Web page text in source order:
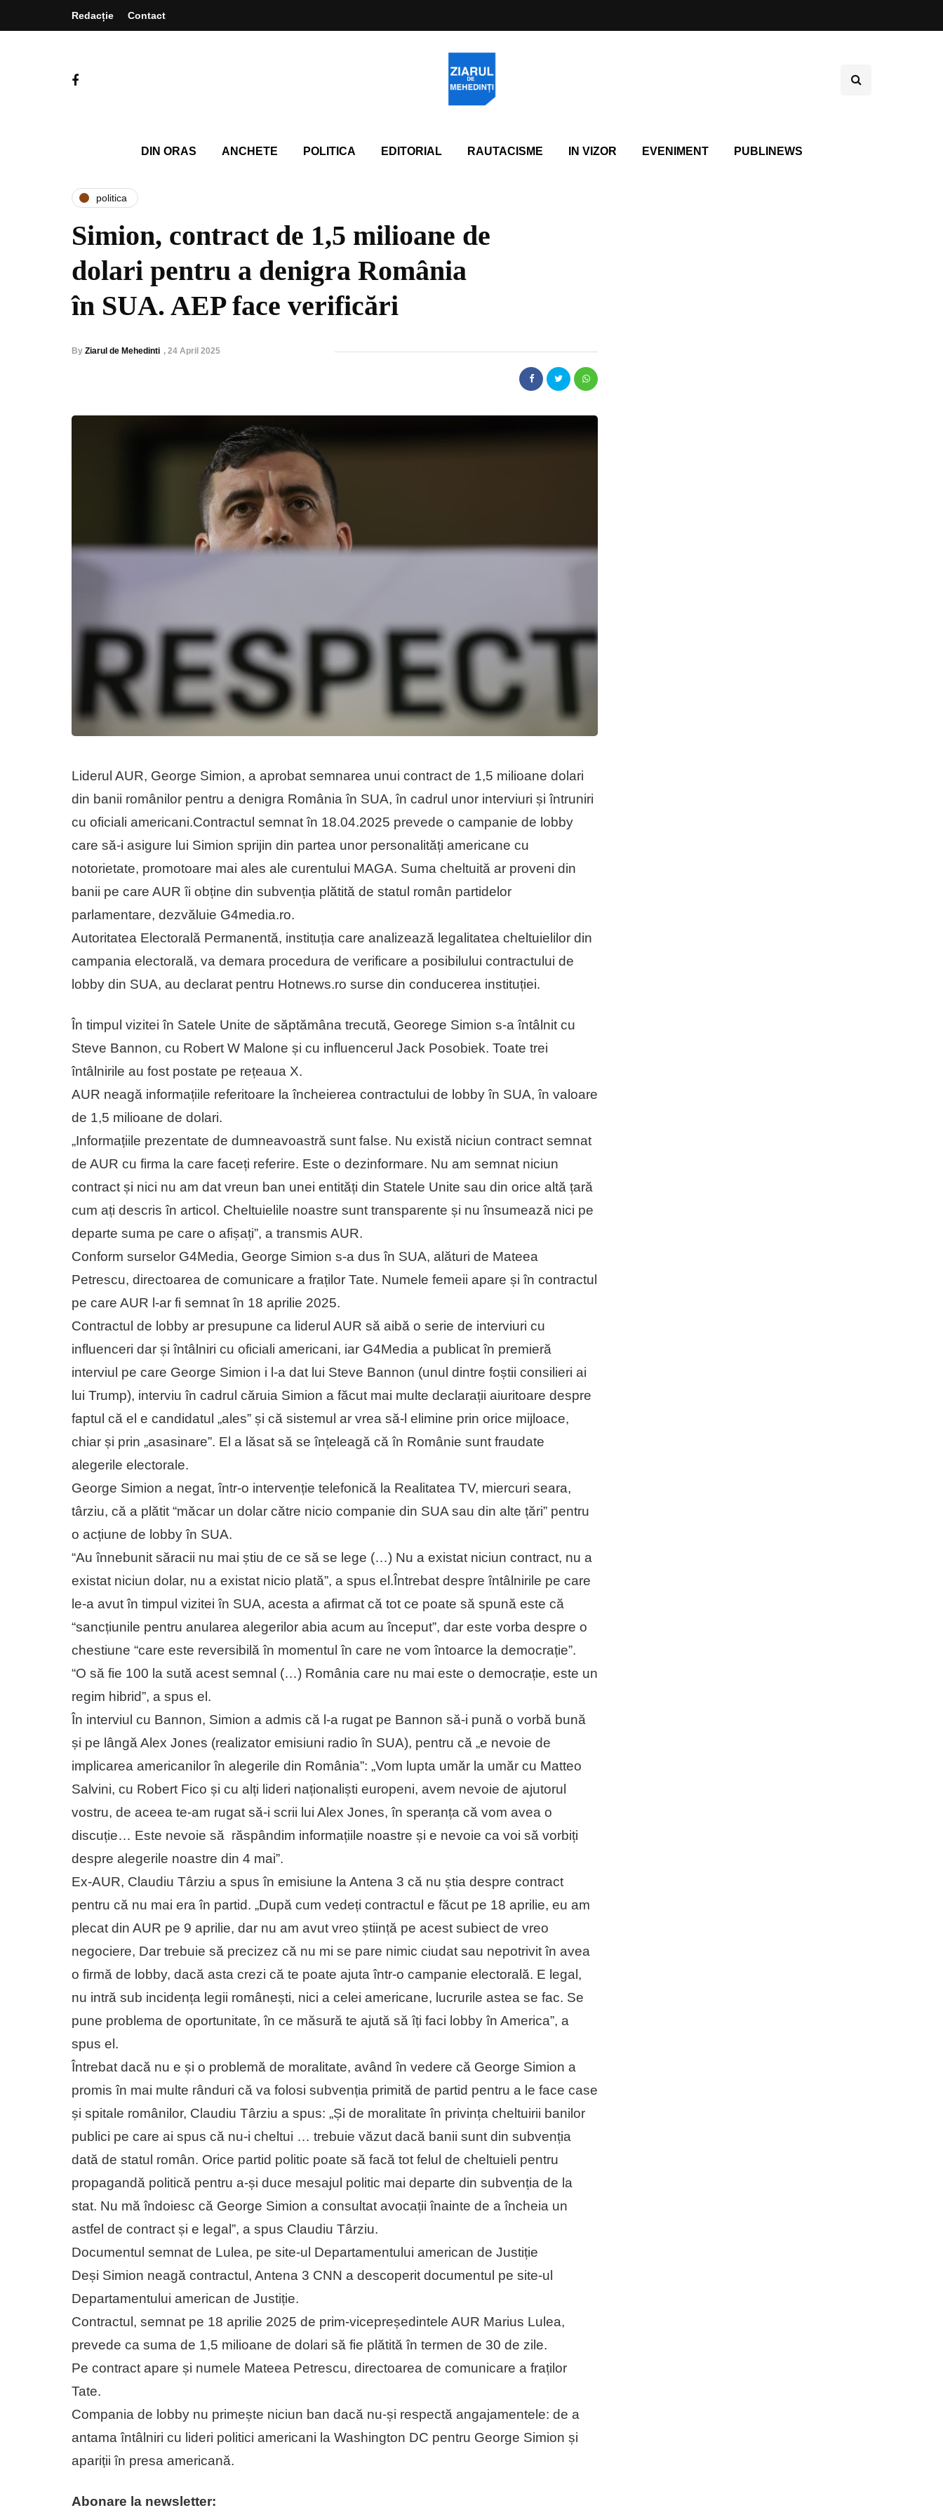
Redacție Contact
DIN ORAS ANCHETE POLITICA EDITORIAL RAUTACISME IN VIZOR EVENIMENT PUBLINEWS
politica
Simion, contract de 1,5 milioane de
dolari pentru a denigra România
în SUA. AEP face verificări
By Ziarul de Mehedinti , 24 April 2025
Liderul AUR, George Simion, a aprobat semnarea unui contract de 1,5 milioane dolari
din banii românilor pentru a denigra România în SUA, în cadrul unor interviuri și întruniri
cu oficiali americani.Contractul semnat în 18.04.2025 prevede o campanie de lobby
care să-i asigure lui Simion sprijin din partea unor personalități americane cu
notorietate, promotoare mai ales ale curentului MAGA. Suma cheltuită ar proveni din
banii pe care AUR îi obține din subvenția plătită de statul român partidelor
parlamentare, dezvăluie G4media.ro.
Autoritatea Electorală Permanentă, instituția care analizează legalitatea cheltuielilor din
campania electorală, va demara procedura de verificare a posibilului contractului de
lobby din SUA, au declarat pentru Hotnews.ro surse din conducerea instituției.
În timpul vizitei în Satele Unite de săptămâna trecută, Georege Simion s-a întâlnit cu
Steve Bannon, cu Robert W Malone și cu influencerul Jack Posobiek. Toate trei
întâlnirile au fost postate pe rețeaua X.
AUR neagă informațiile referitoare la încheierea contractului de lobby în SUA, în valoare
de 1,5 milioane de dolari.
„Informațiile prezentate de dumneavoastră sunt false. Nu există niciun contract semnat
de AUR cu firma la care faceți referire. Este o dezinformare. Nu am semnat niciun
contract și nici nu am dat vreun ban unei entități din Statele Unite sau din orice altă țară
cum ați descris în articol. Cheltuielile noastre sunt transparente și nu însumează nici pe
departe suma pe care o afișați”, a transmis AUR.
Conform surselor G4Media, George Simion s-a dus în SUA, alături de Mateea
Petrescu, directoarea de comunicare a fraților Tate. Numele femeii apare și în contractul
pe care AUR l-ar fi semnat în 18 aprilie 2025.
Contractul de lobby ar presupune ca liderul AUR să aibă o serie de interviuri cu
influenceri dar și întâlniri cu oficiali americani, iar G4Media a publicat în premieră
interviul pe care George Simion i l-a dat lui Steve Bannon (unul dintre foștii consilieri ai
lui Trump), interviu în cadrul căruia Simion a făcut mai multe declarații aiuritoare despre
faptul că el e candidatul „ales” și că sistemul ar vrea să-l elimine prin orice mijloace,
chiar și prin „asasinare”. El a lăsat să se înțeleagă că în Românie sunt fraudate
alegerile electorale.
George Simion a negat, într-o intervenție telefonică la Realitatea TV, miercuri seara,
târziu, că a plătit “măcar un dolar către nicio companie din SUA sau din alte țări” pentru
o acțiune de lobby în SUA.
“Au înnebunit săracii nu mai știu de ce să se lege (…) Nu a existat niciun contract, nu a
existat niciun dolar, nu a existat nicio plată”, a spus el.Întrebat despre întâlnirile pe care
le-a avut în timpul vizitei în SUA, acesta a afirmat că tot ce poate să spună este că
“sancțiunile pentru anularea alegerilor abia acum au început”, dar este vorba despre o
chestiune “care este reversibilă în momentul în care ne vom întoarce la democrație”.
“O să fie 100 la sută acest semnal (…) România care nu mai este o democrație, este un
regim hibrid”, a spus el.
În interviul cu Bannon, Simion a admis că l-a rugat pe Bannon să-i pună o vorbă bună
și pe lângă Alex Jones (realizator emisiuni radio în SUA), pentru că „e nevoie de
implicarea americanilor în alegerile din România”: „Vom lupta umăr la umăr cu Matteo
Salvini, cu Robert Fico și cu alți lideri naționaliști europeni, avem nevoie de ajutorul
vostru, de aceea te-am rugat să-i scrii lui Alex Jones, în speranța că vom avea o
discuție… Este nevoie să răspândim informațiile noastre și e nevoie ca voi să vorbiți
despre alegerile noastre din 4 mai”.
Ex-AUR, Claudiu Târziu a spus în emisiune la Antena 3 că nu știa despre contract
pentru că nu mai era în partid. „După cum vedeți contractul e făcut pe 18 aprilie, eu am
plecat din AUR pe 9 aprilie, dar nu am avut vreo știință pe acest subiect de vreo
negociere, Dar trebuie să precizez că nu mi se pare nimic ciudat sau nepotrivit în avea
o firmă de lobby, dacă asta crezi că te poate ajuta într-o campanie electorală. E legal,
nu intră sub incidența legii românești, nici a celei americane, lucrurile astea se fac. Se
pune problema de oportunitate, în ce măsură te ajută să îți faci lobby în America”, a
spus el.
Întrebat dacă nu e și o problemă de moralitate, având în vedere că George Simion a
promis în mai multe rânduri că va folosi subvenția primită de partid pentru a le face case
și spitale românilor, Claudiu Târziu a spus: „Și de moralitate în privința cheltuirii banilor
publici pe care ai spus că nu-i cheltui … trebuie văzut dacă banii sunt din subvenția
dată de statul român. Orice partid politic poate să facă tot felul de cheltuieli pentru
propagandă politică pentru a-și duce mesajul politic mai departe din subvenția de la
stat. Nu mă îndoiesc că George Simion a consultat avocații înainte de a încheia un
astfel de contract și e legal”, a spus Claudiu Târziu.
Documentul semnat de Lulea, pe site-ul Departamentului american de Justiție
Deși Simion neagă contractul, Antena 3 CNN a descoperit documentul pe site-ul
Departamentului american de Justiție.
Contractul, semnat pe 18 aprilie 2025 de prim-vicepreședintele AUR Marius Lulea,
prevede ca suma de 1,5 milioane de dolari să fie plătită în termen de 30 de zile.
Pe contract apare și numele Mateea Petrescu, directoarea de comunicare a fraților
Tate.
Compania de lobby nu primește niciun ban dacă nu-și respectă angajamentele: de a
antama întâlniri cu lideri politici americani la Washington DC pentru George Simion și
apariții în presa americană.
Abonare la newsletter: